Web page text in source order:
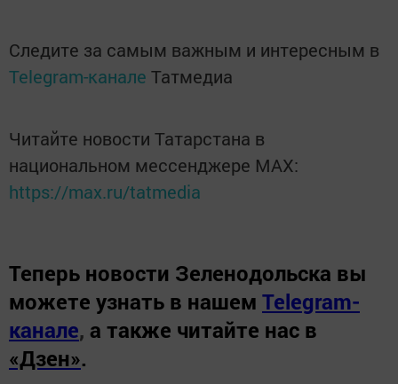
Следите за самым важным и интересным в
Telegram-канале Татмедиа
Читайте новости Татарстана в
национальном мессенджере MАХ:
https://max.ru/tatmedia
Теперь новости Зеленодольска вы
можете узнать в нашем Telegram-
канале, а также читайте нас в
«Дзен».